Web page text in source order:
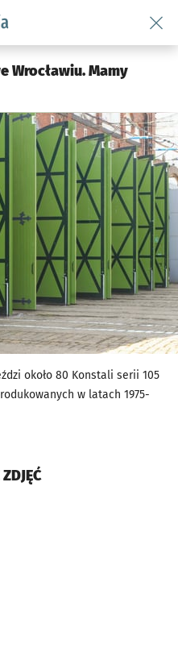
podserwis: Komunikacja
Wrocławiu. Mamy
około 80 Konstali serii 105
w latach 1975-